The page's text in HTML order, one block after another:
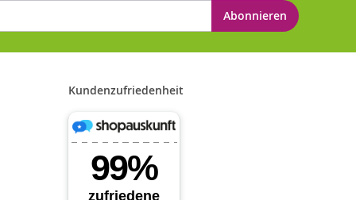
Abonnieren
Kundenzufriedenheit